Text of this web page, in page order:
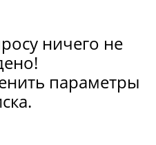
ничего не
параметры